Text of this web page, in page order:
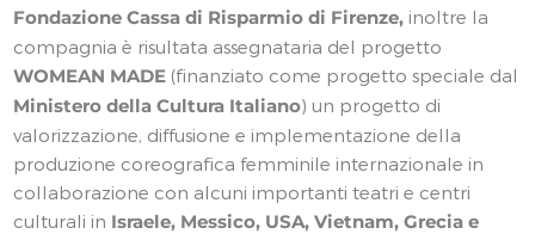
Fondazione Cassa di Risparmio di Firenze, inoltre la
compagnia è risultata assegnataria del progetto
WOMEAN MADE (finanziato come progetto speciale dal
Ministero della Cultura Italiano) un progetto di
valorizzazione, diffusione e implementazione della
produzione coreografica femminile internazionale in
collaborazione con alcuni importanti teatri e centri
culturali in Israele, Messico, USA, Vietnam, Grecia e